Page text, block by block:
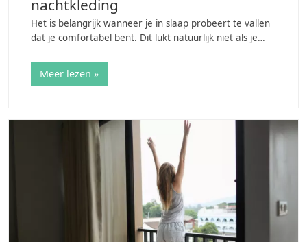
nachtkleding
Het is belangrijk wanneer je in slaap probeert te vallen
dat je comfortabel bent. Dit lukt natuurlijk niet als je
Meer lezen »